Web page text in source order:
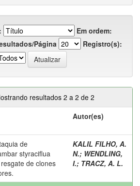
Em ordem:
Página
Registro(s):
resultados 2 a 2 de 2
Autor(es)
de
styraciflua
de clones
KALIL FILHO, A.
N.; WENDLING,
I.; TRACZ, A. L.